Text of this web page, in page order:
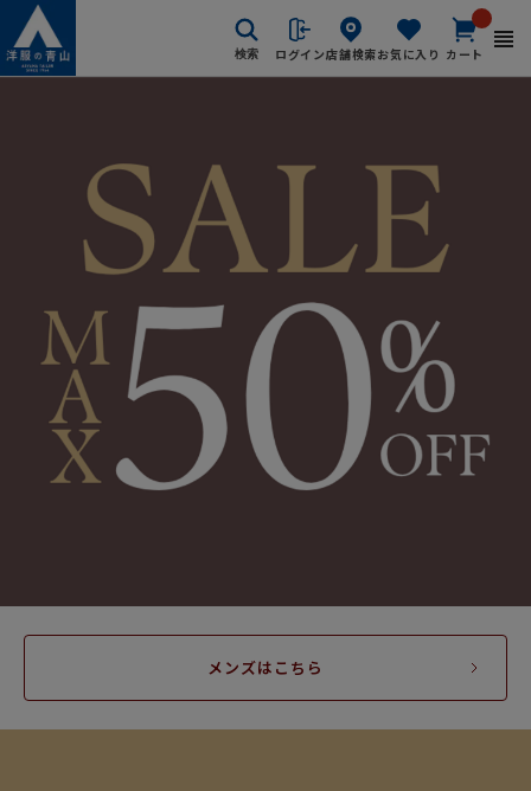
検索 ログイン店舗検索お気に入り カート
メンズはこちら